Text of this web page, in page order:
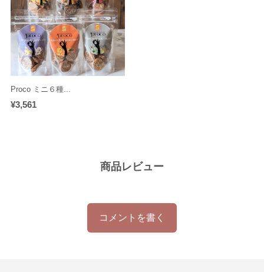
Proco ミニ６種...
¥3,561
商品レビュー
コメントを書く